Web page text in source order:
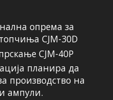
опрема за
CJM-30D
CJM-40P
планира да
производство на
ампули.